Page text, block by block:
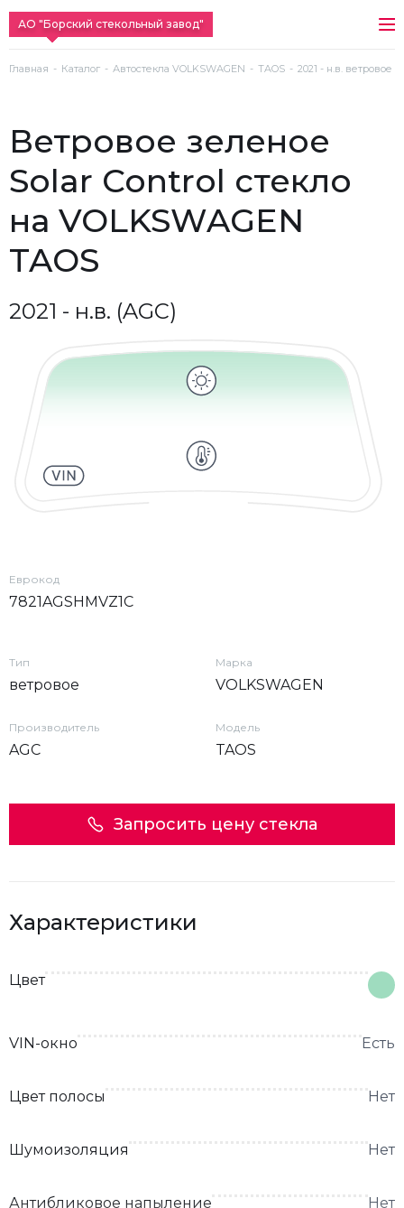
АО "Борский стекольный завод"
Главная Каталог Автостекла VOLKSWAGEN TAOS 2021 - н.в. ветровое
ветровое зеленое
Solar Control стекло
на VOLKSWAGEN
TAOS
2021 - н.в. (AGC)
Еврокод
7821AGSHMVZ1C
Тип
ветровое
Марка
VOLKSWAGEN
Производитель
AGC
Модель
TAOS
Запросить цену стекла
Характеристики
Цвет
VIN-окно Есть
Цвет полосы Нет
Шумоизоляция Нет
Антибликовое напыление Нет